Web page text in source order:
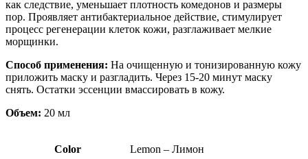
как следствие, уменьшает плотность комедонов и размеры
пор. Проявляет антибактериальное действие, стимулирует
процесс регенерации клеток кожи, разглаживает мелкие
морщинки.
Способ применения: На очищенную и тонизированную кожу
приложить маску и разгладить. Через 15-20 минут маску
снять. Остатки эссенции вмассировать в кожу.
Объем: 20 мл
Color Lemon – Лимон